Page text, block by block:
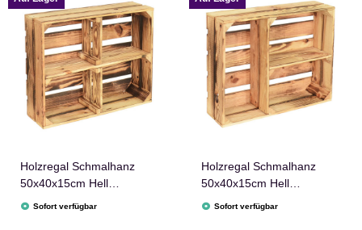
Holzregal Schmalhanz
50x40x15cm Hell
Geflammt mit Regalbrett
Sofort verfügbar
Holzregal Schmalhanz
50x40x15cm Hell
Geflammt T Regal
Sofort verfügbar